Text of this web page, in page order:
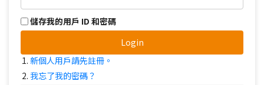
儲存我的用戶 ID 和密碼
Login
新個人用戶請先註冊。
我忘了我的密碼？